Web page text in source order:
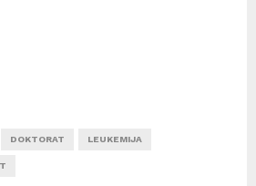
DOKTORAT LEUKEMIJA